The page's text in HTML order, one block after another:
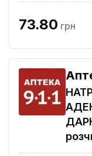
73.80 грн